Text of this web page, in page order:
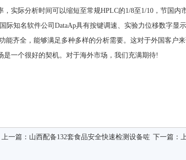
，实际分析时间可以缩短至常规HPLC的1/8至1/10，节国
际知名软件公司DataAp具有按键调速、实验力位移数字显
能齐全，能够满足多种多样的分析需要。这对于外国客户
是一个很好的契机。对于海外市场，我们充满期待!
上一篇： 山西配备132套食品安全快速检测设备咗 下一篇：